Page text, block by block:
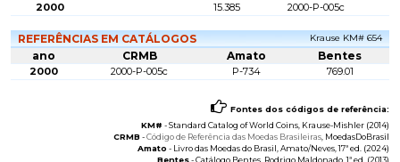
2000 15.385 2000-P-005c
REFERÊNCIAS EM CATÁLOGOS Krause KM# 654
ano CRMB Amato Bentes
2000 2000-P-005c P-734 769.01
Fontes dos códigos de referência:
KM# -Standard Catalog of World Coins , Krause-Mishler (2014)
CRMB -Código de Referência das Moedas Brasileiras , MoedasDoBrasil
Amato - Livro das Moedas do Brasil , Amato/Neves, 17ª ed. (2024)
Bentes-Catálogo Bentes , Rodrigo Maldonado, 1ª ed. (2013)